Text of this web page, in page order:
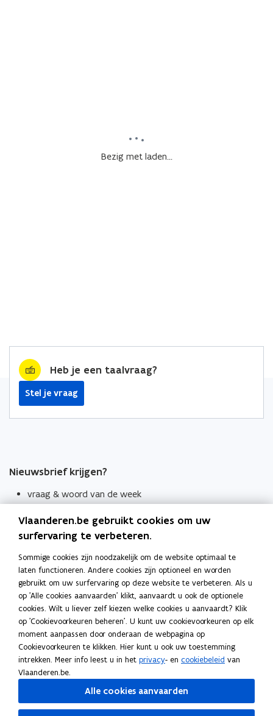
Bezig met laden...
Heb je een taalvraag?
Stel je vraag
Nieuwsbrief krijgen?
vraag & woord van de week
Schrijf je in
Thema's
Taaladviezen
Spellingregels
Tips voor duidelijke taal
Bekijk ook
Spellingtests
Boek- en webwijzer
Vlaanderen.be gebruikt cookies om uw
surfervaring te verbeteren.
Sommige cookies zijn noodzakelijk om de website optimaal te
laten functioneren. Andere cookies zijn optioneel en worden
gebruikt om uw surfervaring op deze website te verbeteren. Als u
op 'Alle cookies aanvaarden' klikt, aanvaardt u ook de optionele
cookies. Wilt u liever zelf kiezen welke cookies u aanvaardt? Klik
op 'Cookievoorkeuren beheren'. U kunt uw cookievoorkeuren op elk
moment aanpassen door onderaan de webpagina op
Cookievoorkeuren te klikken. Hier kunt u ook uw toestemming
intrekken. Meer info leest u in het privacy- en cookiebeleid van
Vlaanderen.be.
Alle cookies aanvaarden